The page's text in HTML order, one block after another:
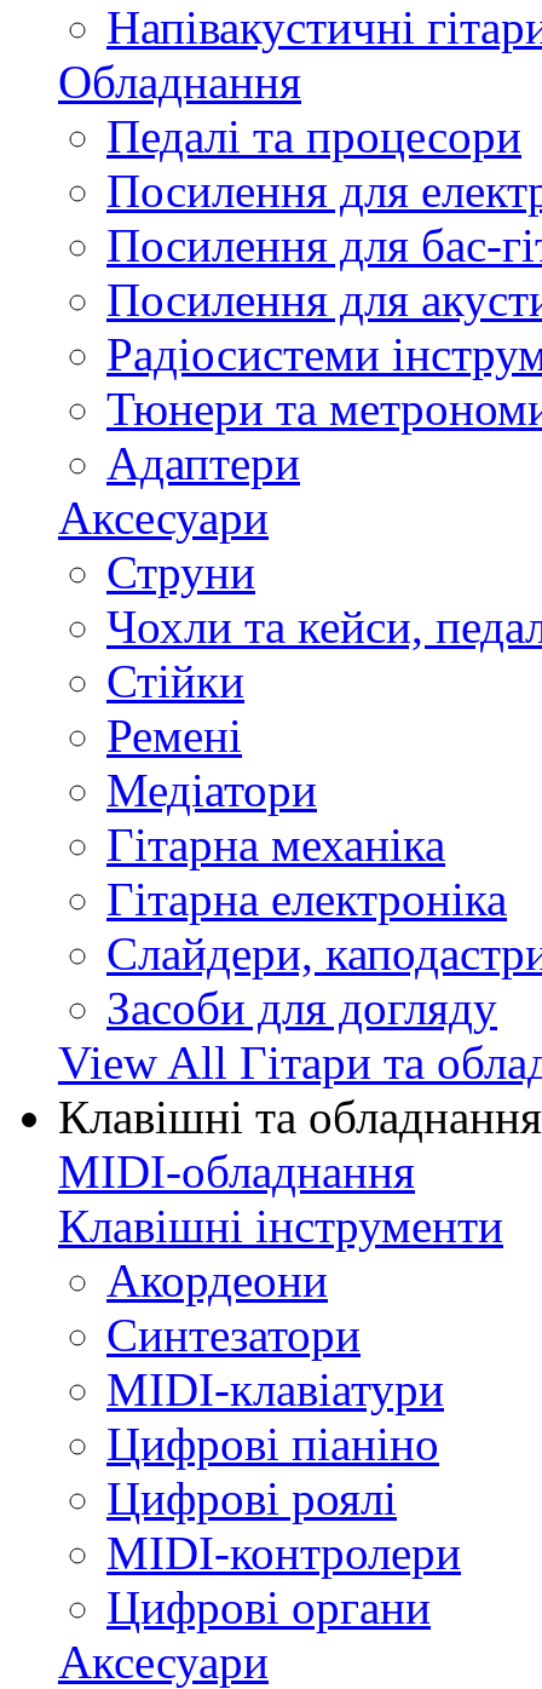
Напівакустичні
Обладнання
Педалі та процесори
Посилення для
Посилення для бас-
Посилення для
Радіосистеми
Тюнери та
Адаптери
Аксесуари
Струни
Чохли та кейси,
Стійки
Ремені
Медіатори
Гітарна механіка
Гітарна електроніка
Слайдери,
Засоби для догляду
View All Гітари та
Клавішні та обладнання
MIDI-обладнання
Клавішні інструменти
Акордеони
Синтезатори
MIDI-клавіатури
Цифрові піаніно
Цифрові роялі
MIDI-контролери
Цифрові органи
Аксесуари